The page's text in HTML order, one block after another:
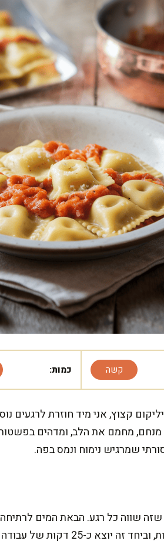
קשה כמות:
קצוץ, אני מיד חוזרת לרגעים
מחמם את הלב, ומדהים
שמרגיש נימוח ונמס בפה.